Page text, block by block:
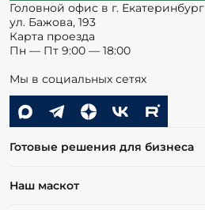
Головной офис в г. Екатеринбург
ул. Бажова, 193
Карта проезда
Пн — Пт 9:00 — 18:00
Мы в социальных сетях
Готовые решения для бизнеса
Наш маскот